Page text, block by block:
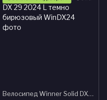
Велосипед Winner Solid DX 29 2024 L темно бирюзовый